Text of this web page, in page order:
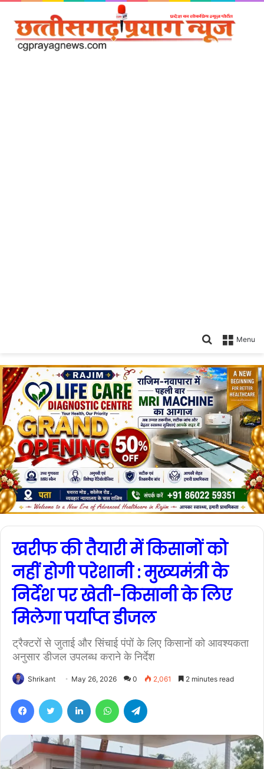
Menu
Search
खरीफ की तैयारी में किसानों को
नहीं होगी परेशानी : मुख्यमंत्री के
निर्देश पर खेती-किसानी के लिए
मिलेगा पर्याप्त डीजल
ट्रैक्टरों से जुताई और सिंचाई पंपों के लिए किसानों को आवश्यकता
अनुसार डीजल उपलब्ध कराने के निर्देश
Shrikant May 26, 2026 0 2,061 2 minutes read